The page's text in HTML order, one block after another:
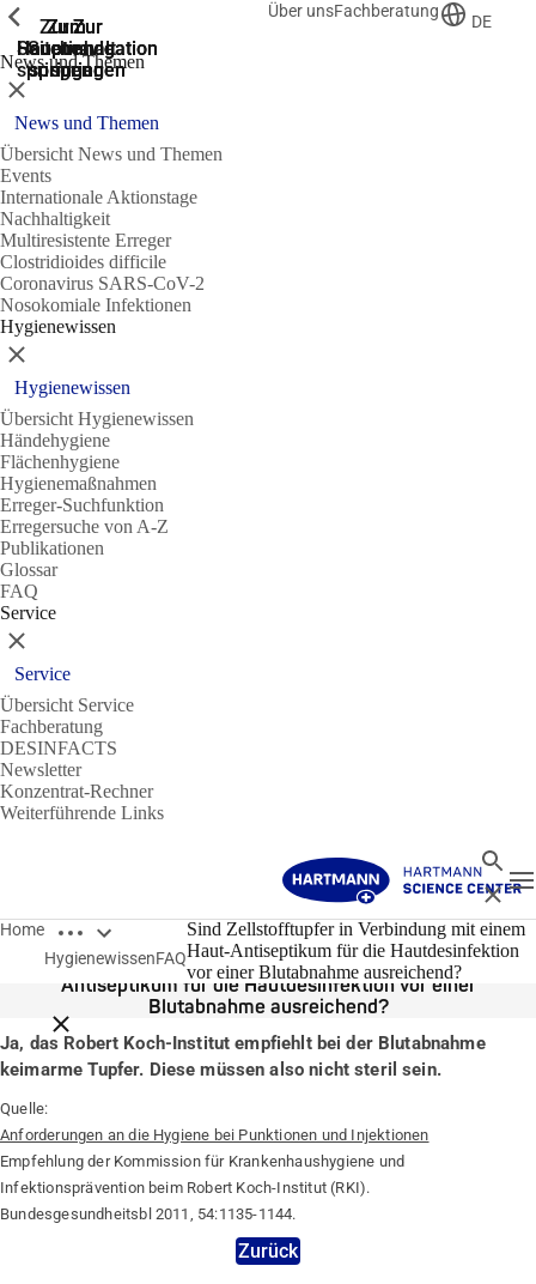
Zur
Suche
springen
Zur
Hauptnavigation
springen
Zur
Hauptnavigation
springen
Zum
Hauptinhalt
springen
Zum
Seitenende
springen
Über unsFachberatung
DE
News und Themen
Zeige vorherige
Schließen
News und Themen
Übersicht News und Themen
Events
Internationale Aktionstage
Nachhaltigkeit
Multiresistente Erreger
Clostridioides difficile
Coronavirus SARS-CoV-2
Nosokomiale Infektionen
Hygienewissen
Zeige vorherige
Schließen
Hygienewissen
Übersicht Hygienewissen
Händehygiene
Flächenhygiene
Hygienemaßnahmen
Erreger-Suchfunktion
Erregersuche von A-Z
Publikationen
Glossar
FAQ
Service
Zeige vorherige
Schließen
Service
Übersicht Service
Fachberatung
DESINFACTS
Newsletter
Konzentrat-Rechner
Weiterführende Links
Suche
Home Breadcrumbs öffnen
Breadcrumbs schließen
HygienewissenFAQ
Sind Zellstofftupfer in Verbindung mit einem
Haut-Antiseptikum für die Hautdesinfektion
vor einer Blutabnahme ausreichend?
14.01.2020
Sind Zellstofftupfer in Verbindung mit einem Haut-
Antiseptikum für die Hautdesinfektion vor einer
Blutabnahme ausreichend?
Ja, das Robert Koch-Institut empfiehlt bei der Blutabnahme
keimarme Tupfer. Diese müssen also nicht steril sein.
Quelle:
Anforderungen an die Hygiene bei Punktionen und Injektionen
Empfehlung der Kommission für Krankenhaushygiene und
Infektionsprävention beim Robert Koch-Institut (RKI).
Bundesgesundheitsbl 2011, 54:1135-1144.
Zurück